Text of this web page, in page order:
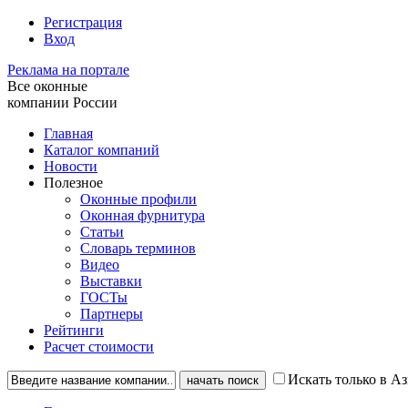
Регистрация
Вход
Реклама на портале
Все оконные
компании России
Главная
Каталог компаний
Новости
Полезное
Оконные профили
Оконная фурнитура
Статьи
Словарь терминов
Видео
Выставки
ГОСТы
Партнеры
Рейтинги
Расчет стоимости
Искать только в